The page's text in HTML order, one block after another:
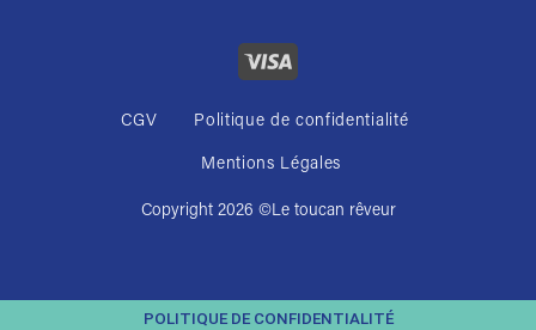
CGV Politique de confidentialité
Mentions Légales
Copyright 2026 ©Le toucan rêveur
POLITIQUE DE CONFIDENTIALITÉ